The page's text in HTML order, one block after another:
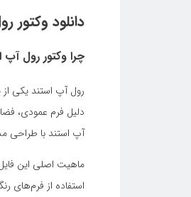
دانلود وکتور
چرا وکتور رول آپ
رول آپ استند یکی از
دلیل فرم عمودی،
آپ استند با طراحی
ماهیت اصلی این
استفاده از فرم‌های